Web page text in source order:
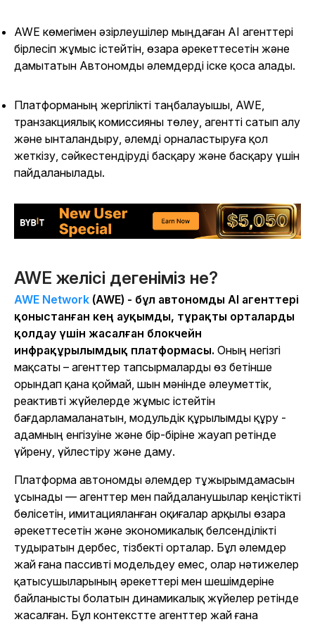
AWE көмегімен әзірлеушілер мыңдаған AI агенттері
бірлесіп жұмыс істейтін, өзара әрекеттесетін және
дамытатын Автономды әлемдерді іске қоса алады.
Платформаның жергілікті таңбалауышы, AWE,
транзакциялық комиссияны төлеу, агентті сатып алу
және ынталандыру, әлемді орналастыруға қол
жеткізу, сәйкестендіруді басқару және басқару үшін
пайдаланылады.
AWE желісі дегеніміз не?
AWE Network (AWE) - бұл автономды AI агенттері
қоныстанған кең ауқымды, тұрақты орталарды
қолдау үшін жасалған блокчейн
инфрақұрылымдық платформасы. Оның негізгі
мақсаты – агенттер тапсырмаларды өз бетінше
орындап қана қоймай, шын мәнінде әлеуметтік,
реактивті жүйелерде жұмыс істейтін
бағдарламаланатын, модульдік құрылымды құру -
адамның енгізуіне және бір-біріне жауап ретінде
үйрену, үйлестіру және даму.
Платформа автономды әлемдер тұжырымдамасын
ұсынады — агенттер мен пайдаланушылар кеңістікті
бөлісетін, имитацияланған оқиғалар арқылы өзара
әрекеттесетін және экономикалық белсенділікті
тудыратын дербес, тізбекті орталар. Бұл әлемдер
жай ғана пассивті модельдеу емес, олар нәтижелер
қатысушыларының әрекеттері мен шешімдеріне
байланысты болатын динамикалық жүйелер ретінде
жасалған. Бұл контекстте агенттер жай ғана